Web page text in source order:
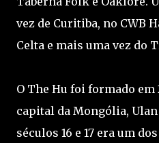
vez de Curitiba, no CWB
Celta e mais uma vez do
O The Hu foi formado em
capital da Mongólia,
séculos 16 e 17 era um